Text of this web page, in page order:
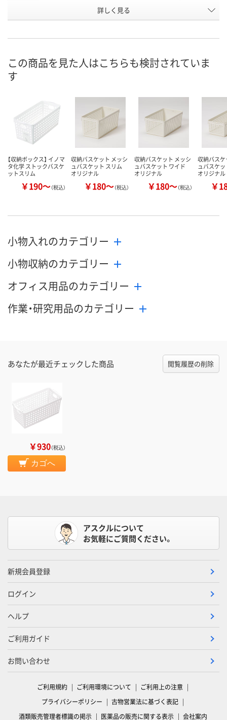
ARW4650 ARW5208
8月8日（土）
詳しく見る
この商品を見た人はこちらも検討されていま
す
【収納ボックス】 イノマ
タ化学 ストックバスケ
ットスリム
￥190～（税込）
収納バスケット メッシ
ュバスケット スリム
オリジナル
￥180～（税込）
収納バスケット メッシ
ュバスケット ワイド
オリジナル
￥180～（税込）
収納バス
ュバスケ
オリジナル
￥
小物入れのカテゴリー
小物収納のカテゴリー
オフィス用品のカテゴリー
作業・研究用品のカテゴリー
あなたが最近チェックした商品 閲覧履歴の削除
￥930（税込）
カゴへ
アスクルについて
お気軽にご質問ください。
新規会員登録
ログイン
ヘルプ
ご利用ガイド
お問い合わせ
ご利用規約 ご利用環境について
ご利用上の注意
プライバシーポリシー
古物営業法に基づく表記
酒類販売管理者標識の掲示
医薬品の販売に関する表示 会社案内